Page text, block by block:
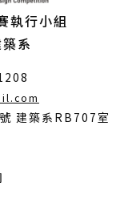
執行小組
系
開
建築系RB707室